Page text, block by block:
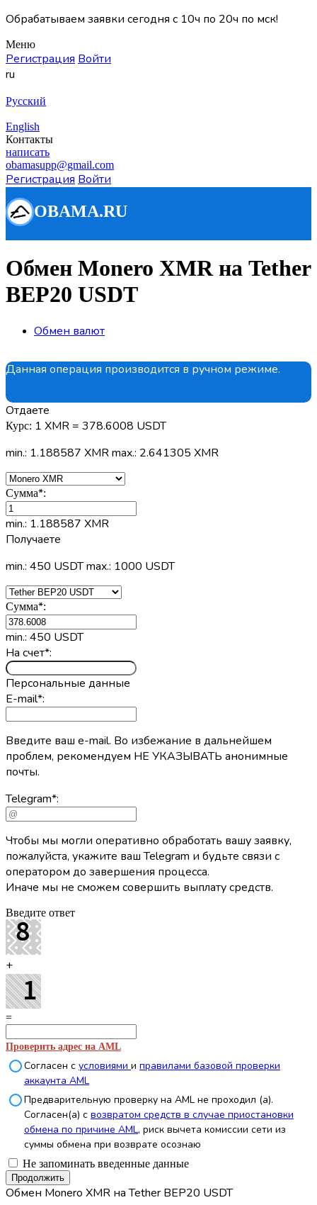
Обрабатываем заявки сегодня с 10ч по 20ч по мск!
Меню
Регистрация Войти
ru
Русский
English
Контакты
написать
obamasupp@gmail.com
Регистрация Войти
Обмен Monero XMR на Tether
BEP20 USDT
Обмен валют
Данная операция производится в ручном режиме.
Отдаете
Курс: 1 XMR = 378.6008 USDT
min.: 1.188587 XMRmax.: 2.641305 XMR
Сумма*:
min.: 1.188587 XMR
Получаете
min.: 450 USDTmax.: 1000 USDT
Сумма*:
min.: 450 USDT
На счет*:
Персональные данные
E-mail*:
Введите ваш e-mail. Во избежание в дальнейшем
проблем, рекомендуем НЕ УКАЗЫВАТЬ анонимные
почты.
Telegram*:
Чтобы мы могли оперативно обработать вашу заявку,
пожалуйста, укажите ваш Telegram и будьте связи с
оператором до завершения процесса.
Иначе мы не сможем совершить выплату средств.
Введите ответ
+
=
Проверить адрес на AML
Согласен с условиями и правилами базовой проверки
аккаунта AML
Предварительную проверку на AML не проходил (а).
Согласен(а) с возвратом средств в случае приостановки
обмена по причине AML, риск вычета комиссии сети из
суммы обмена при возврате осознаю
Не запоминать введенные данные
Обмен Monero XMR на Tether BEP20 USDT